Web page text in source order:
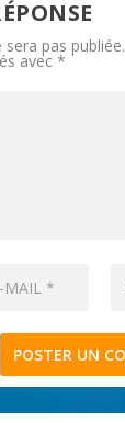
pas publiée.
avec*